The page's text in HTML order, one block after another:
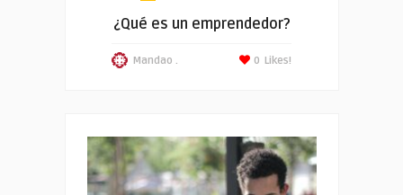
¿Qué es un emprendedor?
Mandao . Likes!
0